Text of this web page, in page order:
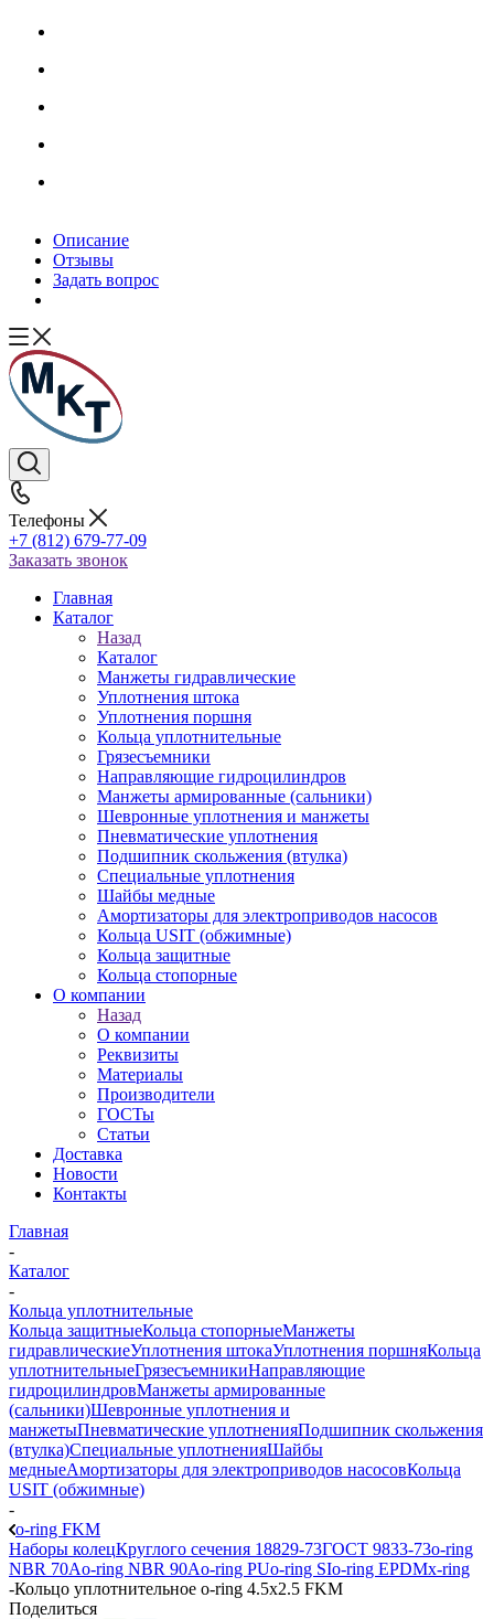
Описание
Отзывы
Задать вопрос
Телефоны
+7 (812) 679-77-09
Заказать звонок
Главная
Каталог
Назад
Каталог
Манжеты гидравлические
Уплотнения штока
Уплотнения поршня
Кольца уплотнительные
Грязесъемники
Направляющие гидроцилиндров
Манжеты армированные (сальники)
Шевронные уплотнения и манжеты
Пневматические уплотнения
Подшипник скольжения (втулка)
Специальные уплотнения
Шайбы медные
Амортизаторы для электроприводов насосов
Кольца USIT (обжимные)
Кольца защитные
Кольца стопорные
О компании
Назад
О компании
Реквизиты
Материалы
Производители
ГОСТы
Статьи
Доставка
Новости
Контакты
Главная
-
Каталог
-
Кольца уплотнительные
Кольца защитныеКольца стопорныеМанжеты
гидравлическиеУплотнения штокаУплотнения поршняКольца
уплотнительныеГрязесъемникиНаправляющие
гидроцилиндровМанжеты армированные
(сальники)Шевронные уплотнения и
манжетыПневматические уплотненияПодшипник скольжения
(втулка)Специальные уплотненияШайбы
медныеАмортизаторы для электроприводов насосовКольца
USIT (обжимные)
-
o-ring FKM
Наборы колецКруглого сечения 18829-73ГОСТ 9833-73o-ring
NBR 70Ao-ring NBR 90Ao-ring PUo-ring SIo-ring EPDMx-ring
-Кольцо уплотнительное o-ring 4.5x2.5 FKM
Поделиться